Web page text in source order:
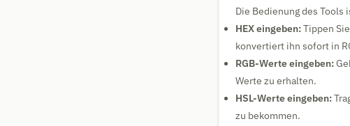
Die Bedienung des
HEX eingeben:Tippen
konvertiert ihn sofort in
RGB-Werte eingeben:
Werte zu erhalten.
HSL-Werte eingeben:
zu bekommen.